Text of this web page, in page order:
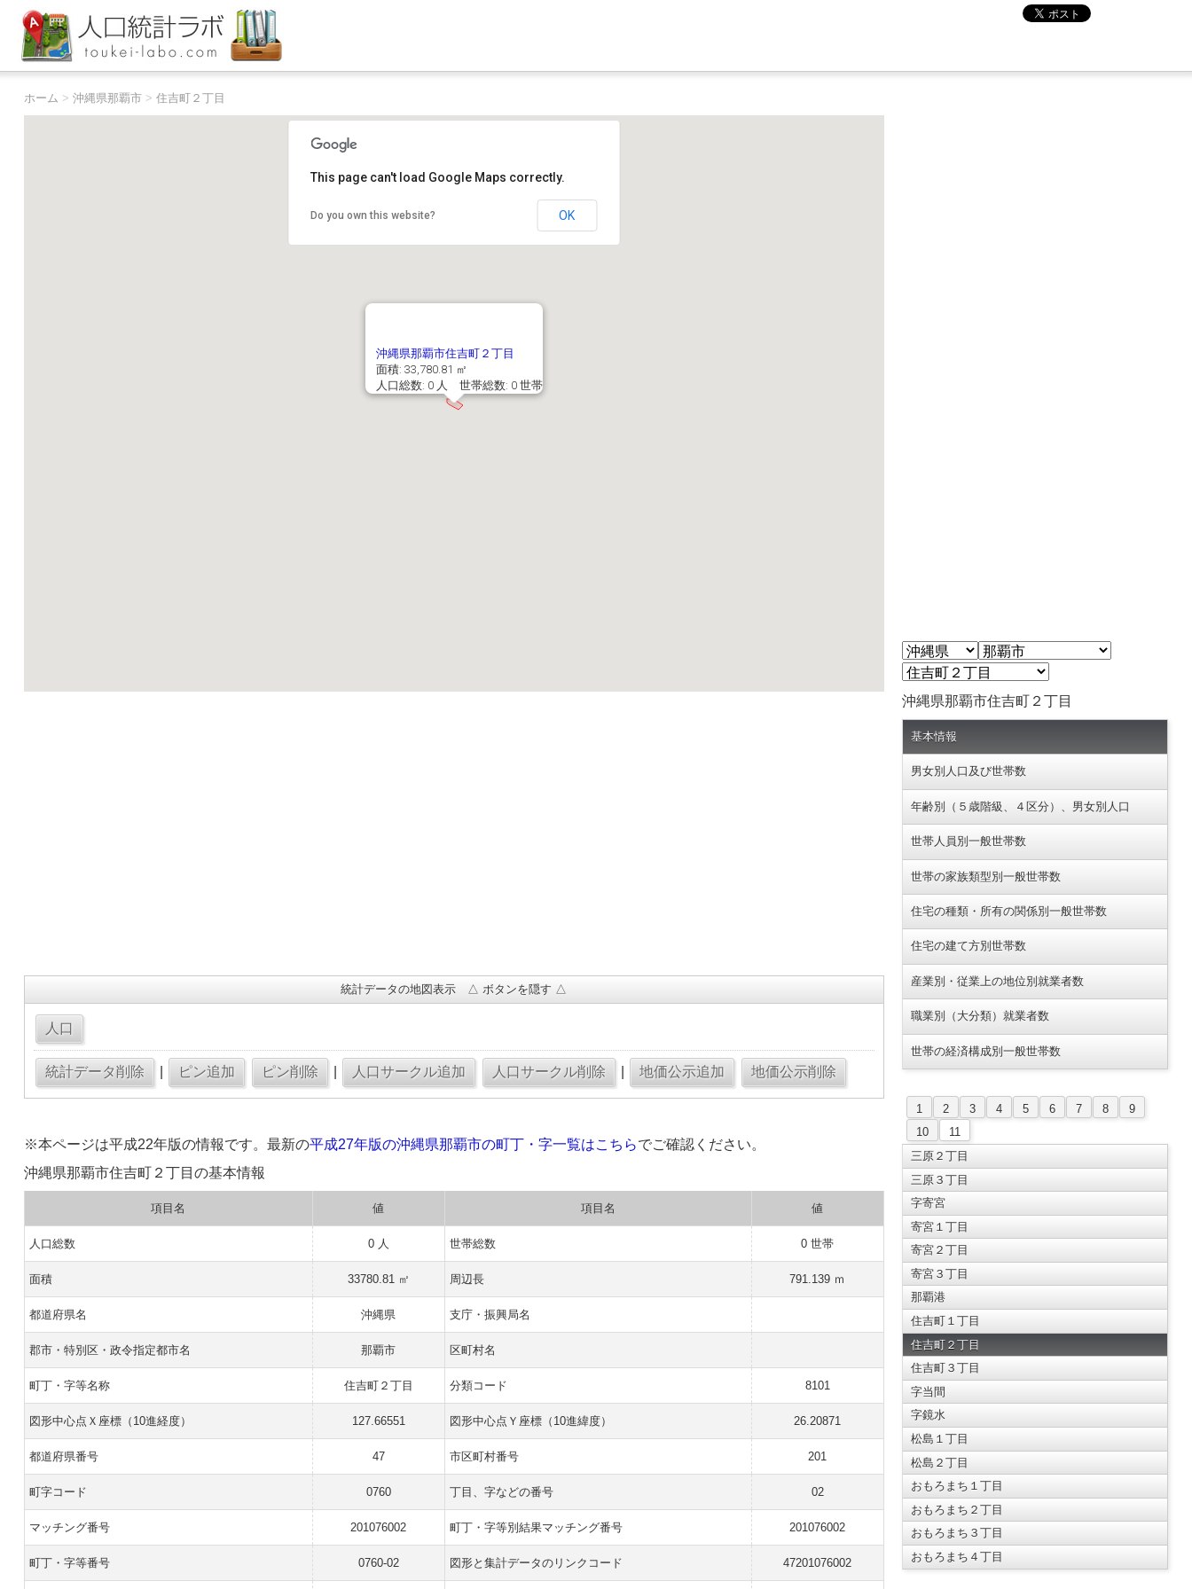
ホーム > 沖縄県那覇市> 住吉町２丁目
沖縄県那覇市住吉町２丁目
面積: 33,780.81 ㎡
人口総数: 0 人 世帯総数: 0 世帯
This page can't load Google Maps correctly.
Do you own this website? OK
統計データの地図表示 △ ボタンを隠す △
※本ページは平成22年版の情報です。最新の平成27年版の沖縄県那覇市の町丁・字一覧はこちらでご確認ください。
沖縄県那覇市住吉町２丁目の基本情報
項目名 値 項目名 値
人口総数 0 人 世帯総数 0 世帯
面積 33780.81 ㎡ 周辺長 791.139 ｍ
都道府県名 沖縄県 支庁・振興局名
郡市・特別区・政令指定都市名 那覇市 区町村名
町丁・字等名称 住吉町２丁目 分類コード 8101
図形中心点Ｘ座標（10進経度） 127.66551 図形中心点Ｙ座標（10進緯度） 26.20871
都道府県番号 47 市区町村番号 201
町字コード 0760 丁目、字などの番号 02
マッチング番号 201076002 町丁・字等別結果マッチング番号 201076002
町丁・字等番号 0760-02 図形と集計データのリンクコード 47201076002
沖縄県那覇市住吉町２丁目
基本情報
男女別人口及び世帯数
年齢別（５歳階級、４区分）、男女別人口
世帯人員別一般世帯数
世帯の家族類型別一般世帯数
住宅の種類・所有の関係別一般世帯数
住宅の建て方別世帯数
産業別・従業上の地位別就業者数
職業別（大分類）就業者数
世帯の経済構成別一般世帯数
1 2 3 4 5 6 7 8
9
10
11
三原２丁目
三原３丁目
字寄宮
寄宮１丁目
寄宮２丁目
寄宮３丁目
那覇港
住吉町１丁目
住吉町２丁目
住吉町３丁目
字当間
字鏡水
松島１丁目
松島２丁目
おもろまち１丁目
おもろまち２丁目
おもろまち３丁目
おもろまち４丁目